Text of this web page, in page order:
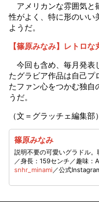
アメリカンな雰囲気と
性がよく、特に形のいい
ようだ。
【篠原みなみ】レトロな
今回も含め、毎月発表
たグラビア作品は自己プ
たファン心をつかむ独自
うだ。
（文＝グラッチェ編集部）
篠原みなみ
説明不要の可愛いグラドル
／身長：159センチ／趣味：
snhr_minami／公式